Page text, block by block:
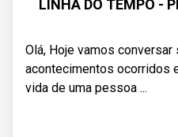
LINHA DO TEMPO -
Olá, Hoje vamos
acontecimentos ocorridos
vida de uma pessoa ...